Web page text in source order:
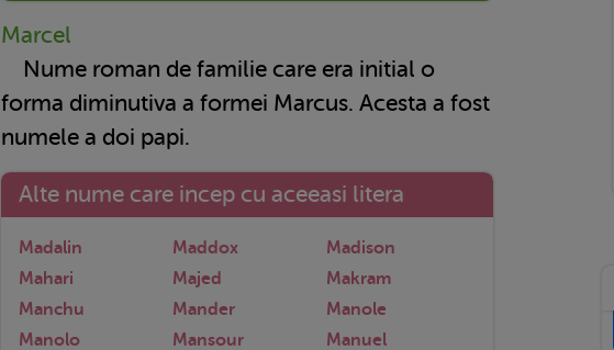
Marcel
Nume roman de familie care era initial o
forma diminutiva a formei Marcus. Acesta a fost
numele a doi papi.
Alte nume care incep cu aceeasi litera
Madalin Maddox
Madison
Mahari
Majed
Makram
Manchu
Mander
Manole
Manolo
Mansour
Manuel